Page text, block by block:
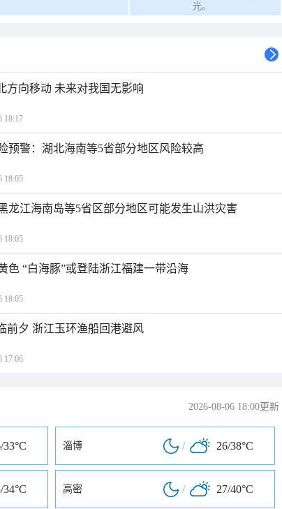
光。
方向移动 未来对我国无影响
18:17
预警：湖北海南等5省部分地区风险较高
18:05
龙江海南岛等5省区部分地区可能发生山洪灾害
18:05
色 “白海豚”或登陆浙江福建一带沿海
18:05
前夕 浙江玉环渔船回港避风
17:06
2026-08-06 18:00更新
33°C 淄博 / 26/38°C
34°C 高密 / 27/40°C